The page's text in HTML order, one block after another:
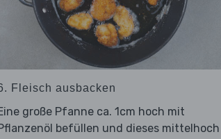
Fleisch ausbacken
große Pfanne ca. 1cm hoch mit
befüllen und dieses mittelhoch